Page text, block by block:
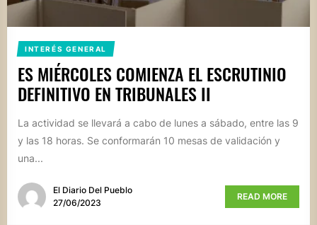
INTERÉS GENERAL
ES MIÉRCOLES COMIENZA EL ESCRUTINIO
DEFINITIVO EN TRIBUNALES II
La actividad se llevará a cabo de lunes a sábado, entre las 9
y las 18 horas. Se conformarán 10 mesas de validación y
una...
El Diario Del Pueblo
27/06/2023
READ MORE